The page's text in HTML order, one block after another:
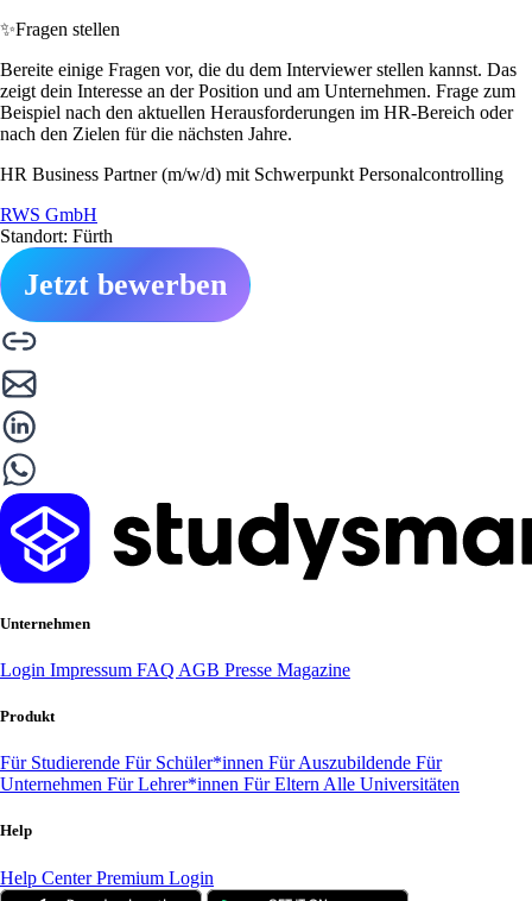
✨Fragen stellen
Bereite einige Fragen vor, die du dem Interviewer stellen kannst. Das
zeigt dein Interesse an der Position und am Unternehmen. Frage zum
Beispiel nach den aktuellen Herausforderungen im HR-Bereich oder
nach den Zielen für die nächsten Jahre.
HR Business Partner (m/w/d) mit Schwerpunkt Personalcontrolling
RWS GmbH
Standort: Fürth
Jetzt bewerben
Unternehmen
Login Impressum FAQ AGB Presse Magazine
Produkt
Für Studierende Für Schüler*innen Für Auszubildende Für
Unternehmen Für Lehrer*innen Für Eltern Alle Universitäten
Help
Help CenterPremium Login